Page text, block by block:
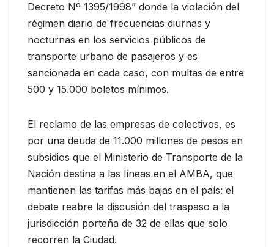
Decreto Nº 1395/1998” donde la violación del
régimen diario de frecuencias diurnas y
nocturnas en los servicios públicos de
transporte urbano de pasajeros y es
sancionada en cada caso, con multas de entre
500 y 15.000 boletos mínimos.
El reclamo de las empresas de colectivos, es
por una deuda de 11.000 millones de pesos en
subsidios que el Ministerio de Transporte de la
Nación destina a las líneas en el AMBA, que
mantienen las tarifas más bajas en el país: el
debate reabre la discusión del traspaso a la
jurisdicción porteña de 32 de ellas que solo
recorren la Ciudad.